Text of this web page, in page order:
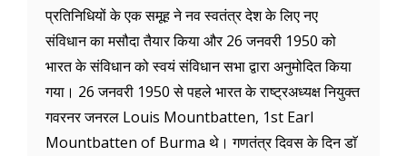
प्रतिनिधियों के एक समूह ने नव स्वतंत्र देश के लिए नए
संविधान का मसौदा तैयार किया और 26 जनवरी 1950 को
भारत के संविधान को स्वयं संविधान सभा द्वारा अनुमोदित किया
गया। 26 जनवरी 1950 से पहले भारत के राष्ट्रअध्यक्ष नियुक्त
गवरनर जनरल Louis Mountbatten, 1st Earl
Mountbatten of Burma थे। गणतंत्र दिवस के दिन डाॅ